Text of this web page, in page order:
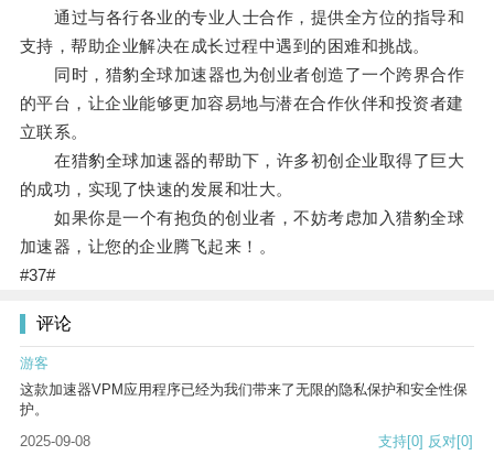
通过与各行各业的专业人士合作，提供全方位的指导和
支持，帮助企业解决在成长过程中遇到的困难和挑战。
同时，猎豹全球加速器也为创业者创造了一个跨界合作
的平台，让企业能够更加容易地与潜在合作伙伴和投资者建
立联系。
在猎豹全球加速器的帮助下，许多初创企业取得了巨大
的成功，实现了快速的发展和壮大。
如果你是一个有抱负的创业者，不妨考虑加入猎豹全球
加速器，让您的企业腾飞起来！。
#37#
评论
游客
这款加速器VPM应用程序已经为我们带来了无限的隐私保护和安全性保
护。
2025-09-08
支持[0] 反对[0]